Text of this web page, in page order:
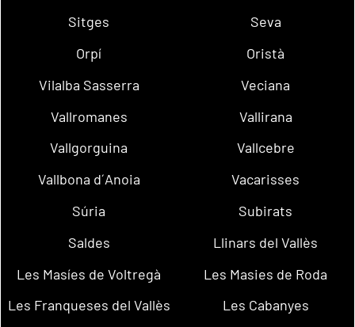
Sitges
Seva
Orpí
Oristà
Vilalba Sasserra
Veciana
Vallromanes
Vallirana
Vallgorguina
Vallcebre
Vallbona d´Anoia
Vacarisses
Súria
Subirats
Saldes
Llinars del Vallès
Les Masíes de Voltregà
Les Masies de Roda
Les Franqueses del Vallès
Les Cabanyes